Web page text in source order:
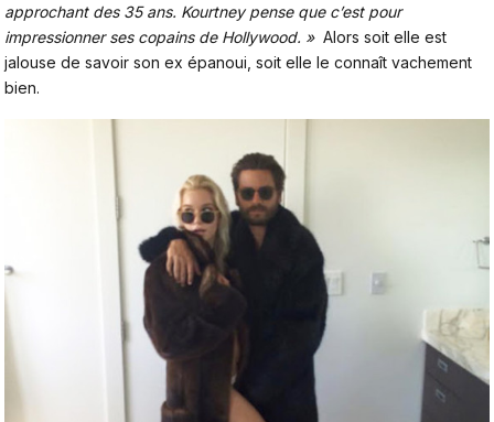
approchant des 35 ans. Kourtney pense que c’est pour
impressionner ses copains de Hollywood. » Alors soit elle est
jalouse de savoir son ex épanoui, soit elle le connaît vachement
bien.